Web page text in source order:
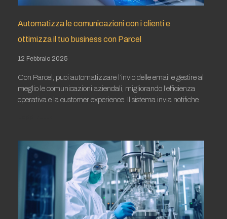
Automatizza le comunicazioni con i clienti e
ottimizza il tuo business con Parcel
12 Febbraio 2025
Con Parcel, puoi automatizzare l’invio delle email e gestire al
meglio le comunicazioni aziendali, migliorando l’efficienza
operativa e la customer experience. Il sistema invia notifiche